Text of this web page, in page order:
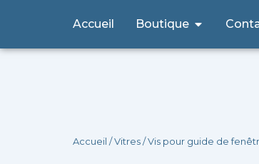
contenu
Accueil Boutique Ouvrir
Accueil /Vitres/ Vis pour guide de